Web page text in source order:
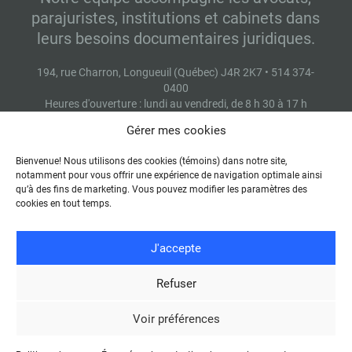
Gérer mes cookies
Bienvenue! Nous utilisons des cookies (témoins) dans notre site,
notamment pour vous offrir une expérience de navigation optimale ainsi
qu’à des fins de marketing. Vous pouvez modifier les paramètres des
cookies en tout temps.
J'accepte
Refuser
Voir préférences
parajuristes, institutions et cabinets dans
leurs besoins documentaires juridiques.
194, rue Charron, Longueuil (Québec) J4R 2K7 • 514 374-
0400
Heures d'ouverture : lundi au vendredi, de 8 h 30 à 17 h
Contactez-nous
Conditions d'utilisation-